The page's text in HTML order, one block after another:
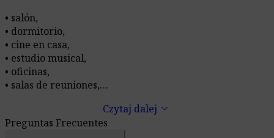
• salón,
• dormitorio,
• cine en casa,
• estudio musical,
• oficinas,
• salas de reuniones,
Czytaj dalej keyboard_arrow_down
Preguntas Frecuentes